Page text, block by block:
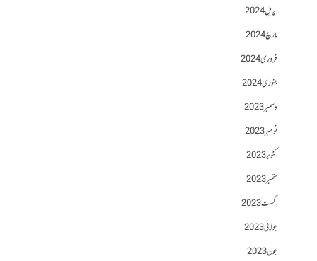
اپریل 2024
مارچ 2024
فروری 2024
جنوری 2024
دسمبر 2023
نومبر 2023
اکتوبر 2023
ستمبر 2023
اگست 2023
جولائی 2023
جون 2023